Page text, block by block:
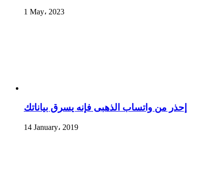
1 May، 2023
إحذر من واتساب الذهبى فإنه يسرق بياناتك
14 January، 2019